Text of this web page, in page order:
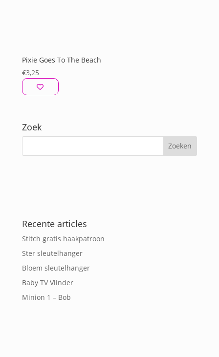
Pixie Goes To The Beach
€3,25
Zoek
Recente articles
Stitch gratis haakpatroon
Ster sleutelhanger
Bloem sleutelhanger
Baby TV Vlinder
Minion 1 – Bob